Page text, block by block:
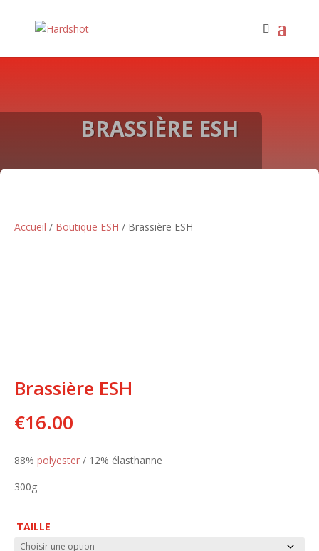
BRASSIÈRE ESH
Accueil / Boutique ESH / Brassière ESH
Brassière ESH
€16.00
88% polyester / 12% élasthanne
300g
TAILLE